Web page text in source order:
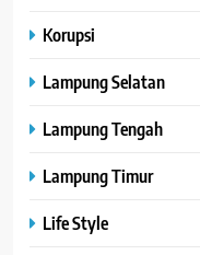
Korupsi
Lampung Selatan
Lampung Tengah
Lampung Timur
Life Style